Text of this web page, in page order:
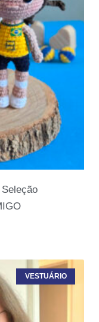
VESTUÁRIO